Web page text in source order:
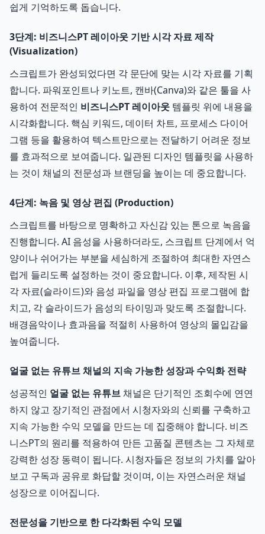
쉽게 기억하도록 돕습니다.
3단계: 비즈니스PT 레이아웃 기반 시각 자료 제작
(Visualization)
스크립트가 완성되었다면 각 문단에 맞는 시각 자료를 기획
합니다. 파워포인트나 키노트, 캔바(Canva)와 같은 툴을 사
용하여 전문적인 비즈니스PT 레이아웃 템플릿 위에 내용을
시각화합니다. 핵심 키워드, 데이터 차트, 프로세스 다이어
그램 등을 활용하여 텍스트만으로는 전달하기 어려운 정보
를 효과적으로 보여줍니다. 일관된 디자인 템플릿을 사용하
는 것이 채널의 전문성과 브랜딩을 높이는 데 중요합니다.
4단계: 녹음 및 영상 편집 (Production)
스크립트를 바탕으로 명확하고 자신감 있는 톤으로 녹음을
진행합니다. AI 음성을 사용하더라도, 스크립트 단계에서 억
양이나 쉬어가는 부분을 세심하게 조절하여 최대한 자연스
럽게 들리도록 설정하는 것이 중요합니다. 이후, 제작된 시
각 자료(슬라이드)와 음성 파일을 영상 편집 프로그램에 합
치고, 각 슬라이드가 음성의 타이밍과 맞도록 조절합니다.
배경음악이나 효과음을 적절히 사용하여 영상의 몰입감을
높여줍니다.
얼굴 없는 유튜브 채널의 지속 가능한 성장과 수익화 전략
성공적인 얼굴 없는 유튜브채널은 단기적인 조회수에 연연
하지 않고 장기적인 관점에서 시청자와의 신뢰를 구축하고
지속 가능한 수익 모델을 만드는 데 집중해야 합니다. 비즈
니스PT의 원리를 적용하여 만든 고품질 콘텐츠는 그 자체로
강력한 성장 동력이 됩니다. 시청자들은 정보의 가치를 알아
보고 구독과 공유로 화답할 것이며, 이는 자연스러운 채널
성장으로 이어집니다.
전문성을 기반으로 한 다각화된 수익 모델